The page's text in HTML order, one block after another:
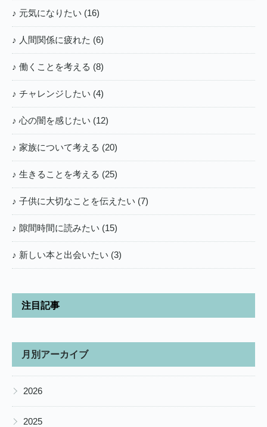
♪ 元気になりたい (16)
♪ 人間関係に疲れた (6)
♪ 働くことを考える (8)
♪ チャレンジしたい (4)
♪ 心の闇を感じたい (12)
♪ 家族について考える (20)
♪ 生きることを考える (25)
♪ 子供に大切なことを伝えたい (7)
♪ 隙間時間に読みたい (15)
♪ 新しい本と出会いたい (3)
注目記事
月別アーカイブ
▶ 2026
▶ 2025